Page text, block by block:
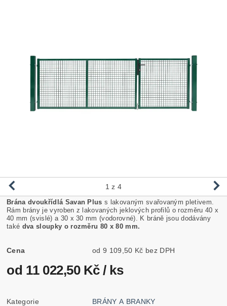
1 z 4
Brána dvoukřídlá Savan Plus s lakovaným svařovaným pletivem.
Rám brány je vyroben z lakovaných jeklových profilů o rozměru 40 x
40 mm (svislé) a 30 x 30 mm (vodorovné). K bráně jsou dodávány
také dva sloupky o rozměru 80 x 80 mm.
Cena od 9 109,50 Kč bez DPH
od 11 022,50 Kč/ ks
Kategorie BRÁNY A BRANKY